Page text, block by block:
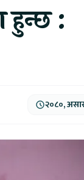
हुन्छ :
२०८०,